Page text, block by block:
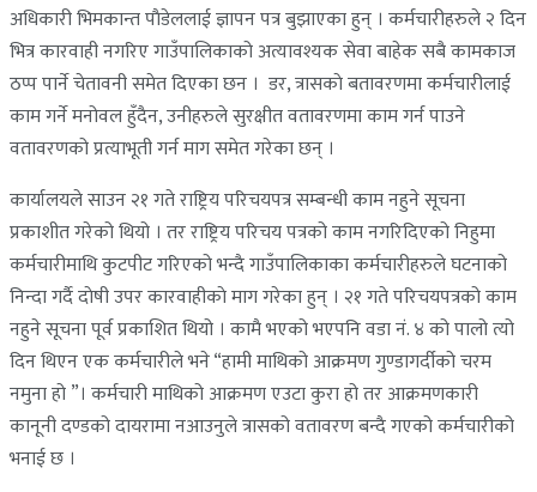
अधिकारी भिमकान्त पाैडेललाई ज्ञापन पत्र बुझाएका हुन् । कर्मचारीहरुले २ दिन
भित्र कारवाही नगरिए गाउँपालिकाको अत्यावश्यक सेवा बाहेक सबै कामकाज
ठप्प पार्ने चेतावनी समेत दिएका छन । डर, त्रासकाे बतावरणमा कर्मचारीलाई
काम गर्ने मनोवल हुँदैन, उनीहरुले सुरक्षीत वतावरणमा काम गर्न पाउने
वतावरणको प्रत्याभूती गर्न माग समेत गरेका छन् ।
कार्यालयले साउन २१ गते राष्ट्रिय परिचयपत्र सम्बन्धी काम नहुने सूचना
प्रकाशीत गरेको थियो । तर राष्ट्रिय परिचय पत्रको काम नगरिदिएको निहुमा
कर्मचारीमाथि कुटपीट गरिएको भन्दै गाउँपालिकाका कर्मचारीहरुले घटनाको
निन्दा गर्दै दाेषी उपर कारवाहीकाे माग गरेका हुन् । २१ गते परिचयपत्रको काम
नहुने सूचना पूर्व प्रकाशित थियो । कामै भएको भएपनि वडा नं. ४ को पालो त्यो
दिन थिएन एक कर्मचारीले भने “हामी माथिको आक्रमण गुण्डागर्दीको चरम
नमुना हो ”। कर्मचारी माथिको आक्रमण एउटा कुरा हो तर आक्रमणकारी
कानूनी दण्डको दायरामा नआउनुले त्रासको वतावरण बन्दै गएको कर्मचारीको
भनाई छ ।